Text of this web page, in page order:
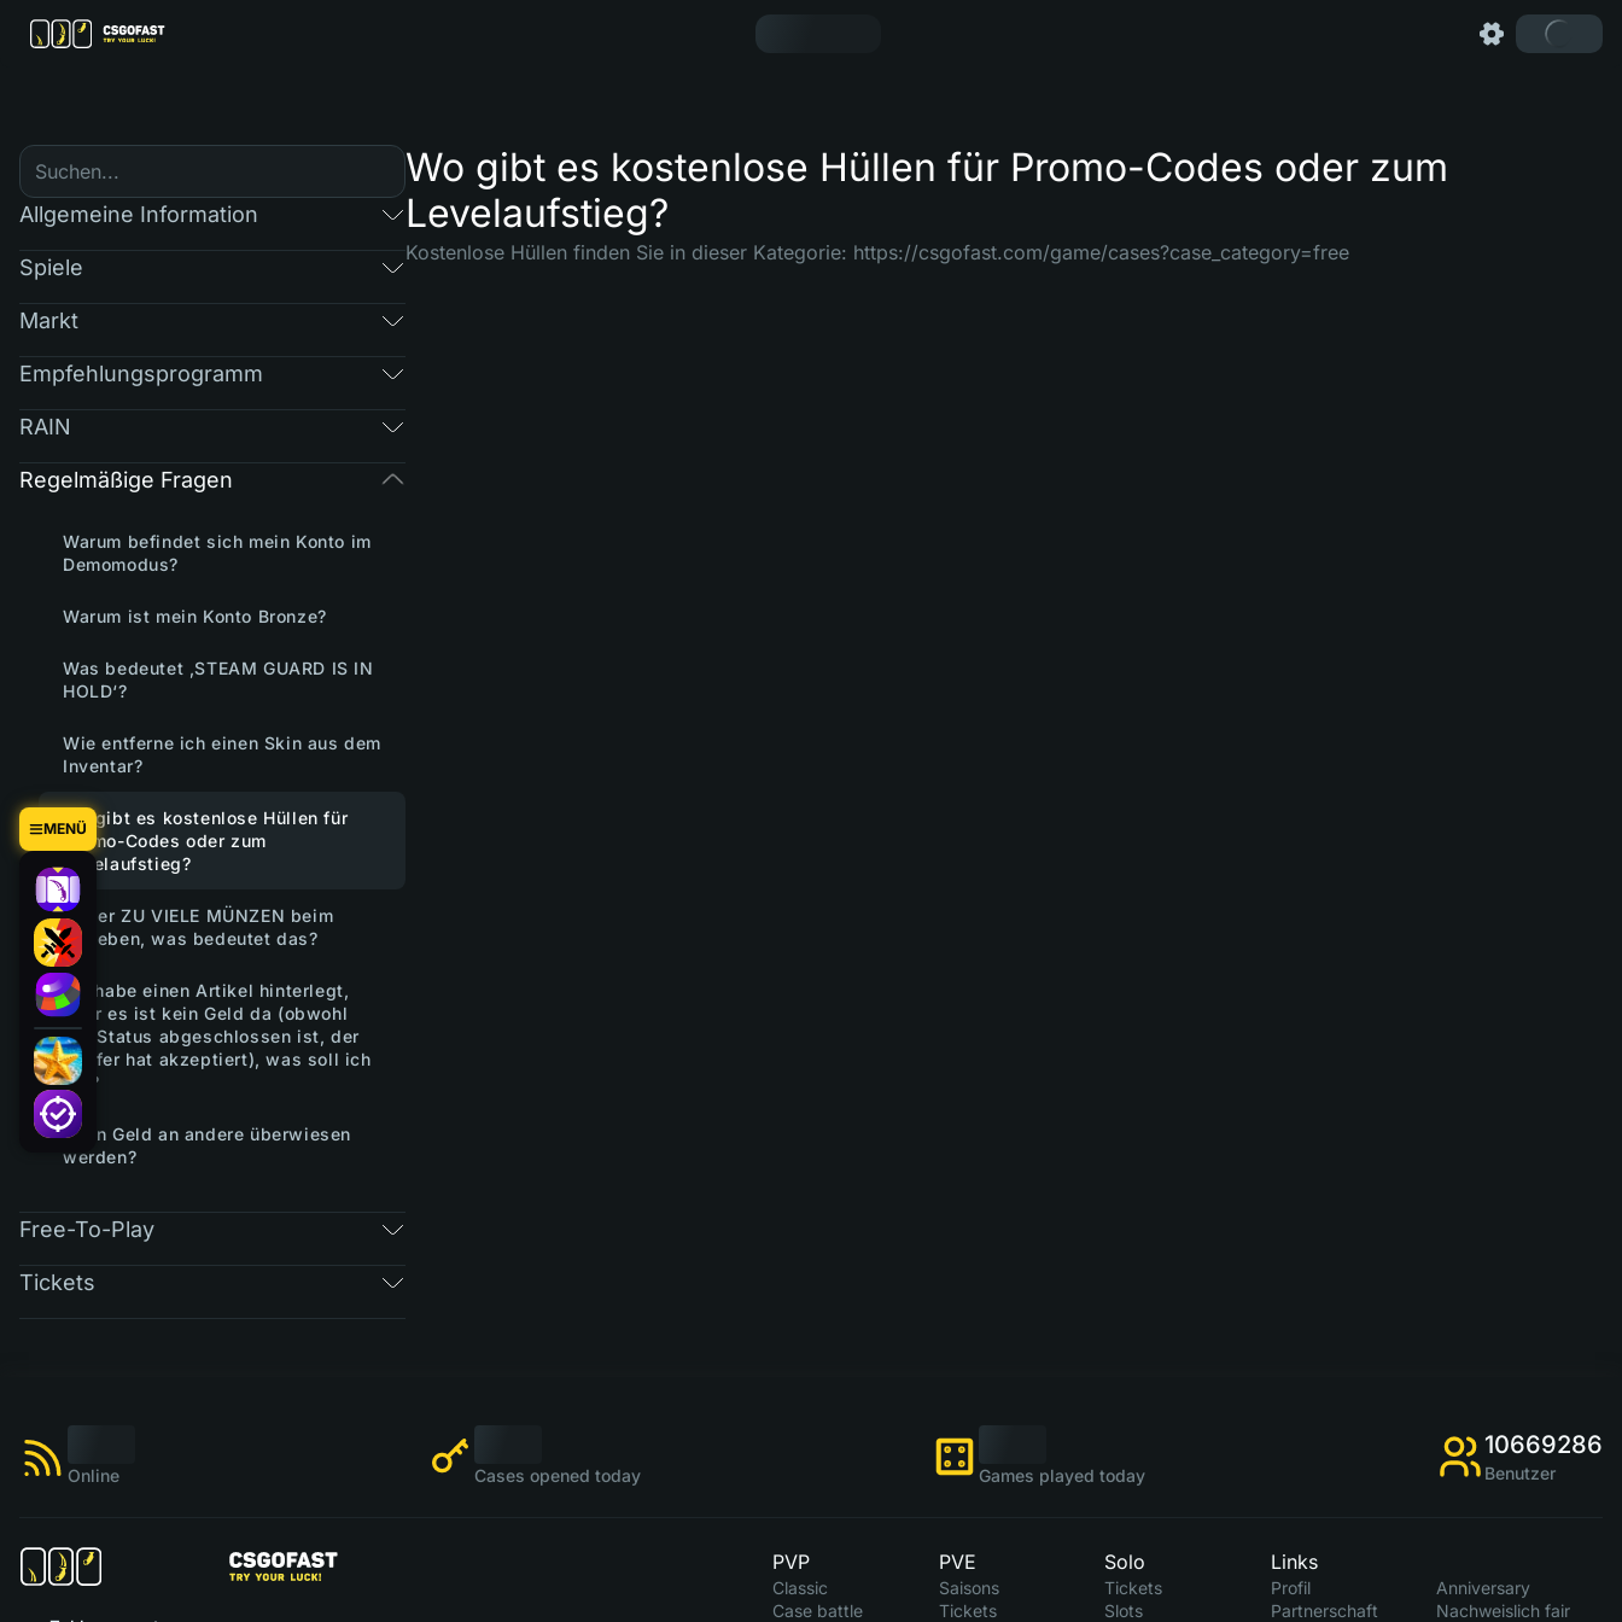
MENÜ
Allgemeine Information
Spiele
Markt
Empfehlungsprogramm
RAIN
Regelmäßige Fragen
Warum befindet sich mein Konto im
Demomodus?
Warum ist mein Konto Bronze?
Was bedeutet ‚STEAM GUARD IS IN
HOLD‘?
Wie entferne ich einen Skin aus dem
Inventar?
Wo gibt es kostenlose Hüllen für
Promo-Codes oder zum
Levelaufstieg?
Fehler ZU VIELE MÜNZEN beim
Abheben, was bedeutet das?
Ich habe einen Artikel hinterlegt,
aber es ist kein Geld da (obwohl
der Status abgeschlossen ist, der
Käufer hat akzeptiert), was soll ich
tun?
Kann Geld an andere überwiesen
werden?
Free-To-Play
Tickets
Wo gibt es kostenlose Hüllen für Promo-Codes oder zum
Levelaufstieg?
Kostenlose Hüllen finden Sie in dieser Kategorie: https://csgofast.com/game/cases?case_category=free
Online Cases opened today Games played today
10669286
Benutzer
PVP
Classic
Case battle
PVE
Saisons
Tickets
Solo
Tickets
Slots
Links
Profil
Partnerschaft
Anniversary
Nachweislich fair